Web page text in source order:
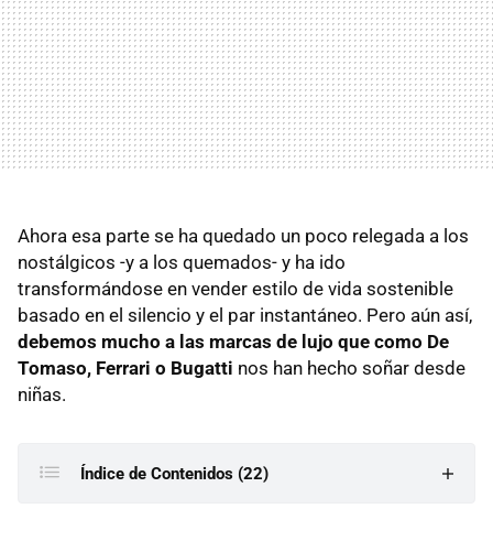
Ahora esa parte se ha quedado un poco relegada a los
nostálgicos -y a los quemados- y ha ido
transformándose en vender estilo de vida sostenible
basado en el silencio y el par instantáneo. Pero aún así,
debemos mucho a las marcas de lujo que como De
Tomaso, Ferrari o Bugatti nos han hecho soñar desde
niñas.
Índice de Contenidos (22)